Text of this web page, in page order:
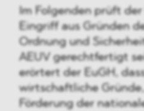
Im Folgenden prüft
Eingriff aus Gründen
Ordnung und
AEUV gerechtfertigt
erörtert der EuGH,
wirtschaftliche
Förderung der